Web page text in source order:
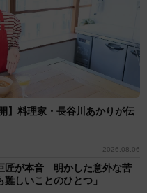
】料理家・長谷川あかりが伝
2026.08.06
匠が本音 明かした意外な苦
難しいことのひとつ」